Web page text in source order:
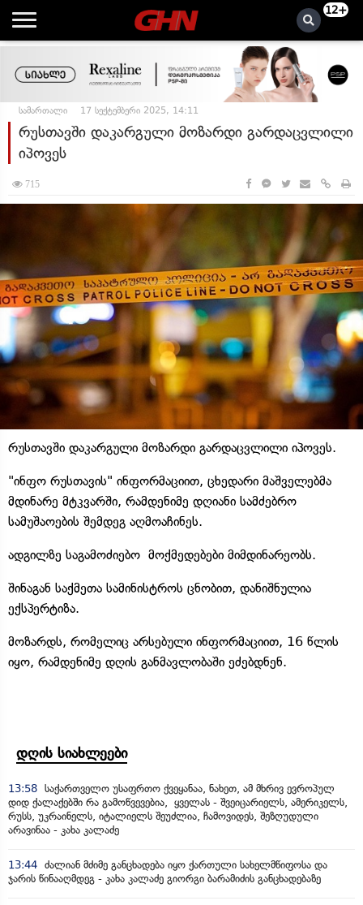
12+
სამართალი 17 სექტემბერი 2025, 14:11
რუსთავში დაკარგული მოზარდი გარდაცვლილი
იპოვეს
715
რუსთავში დაკარგული მოზარდი გარდაცვლილი იპოვეს.
"ინფო რუსთავის" ინფორმაციით, ცხედარი მაშველებმა
მდინარე მტკვარში, რამდენიმე დღიანი სამძებრო
სამუშაოების შემდეგ აღმოაჩინეს.
ადგილზე საგამოძიებო მოქმედებები მიმდინარეობს.
შინაგან საქმეთა სამინისტროს ცნობით, დანიშნულია
ექსპერტიზა.
მოზარდს, რომელიც არსებული ინფორმაციით, 16 წლის
იყო, რამდენიმე დღის განმავლობაში ეძებდნენ.
დღის სიახლეები
13:58 საქართველო უსაფრთო ქვეყანაა, ნახეთ, ამ მხრივ ევროპულ
დიდ ქალაქებში რა გამოწვევებია, ყველას - შვეიცარიელს, ამერიკელს,
რუსს, უკრაინელს, იტალიელს შეუძლია, ჩამოვიდეს, შეზღუდული
არავინაა - კახა კალაძე
13:44 ძალიან მძიმე განცხადება იყო ქართული სახელმწიფოსა და
ჯარის წინააღმდეგ - კახა კალაძე გიორგი ბარამიძის განცხადებაზე